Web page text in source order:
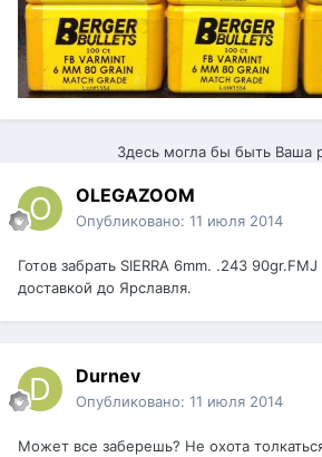
Здесь могла бы быть Ваша
OLEGAZOOM
Опубликовано: 11 июля 2014
Готов забрать SIERRA 6mm. .243
доставкой до Ярславля.
Durnev
Опубликовано: 11 июля 2014
Может все заберешь? Не охота